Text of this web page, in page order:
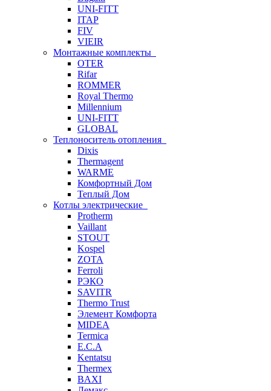
UNI-FITT
ITAP
FIV
VIEIR
Монтажные комплекты
OTER
Rifar
ROMMER
Royal Thermo
Millennium
UNI-FITT
GLOBAL
Теплоноситель отопления
Dixis
Thermagent
WARME
Комфортный Дом
Теплый Дом
Котлы электрические
Protherm
Vaillant
STOUT
Kospel
ZOTA
Ferroli
РЭКО
SAVITR
Thermo Trust
Элемент Комфорта
MIDEA
Termica
E.C.A
Kentatsu
Thermex
BAXI